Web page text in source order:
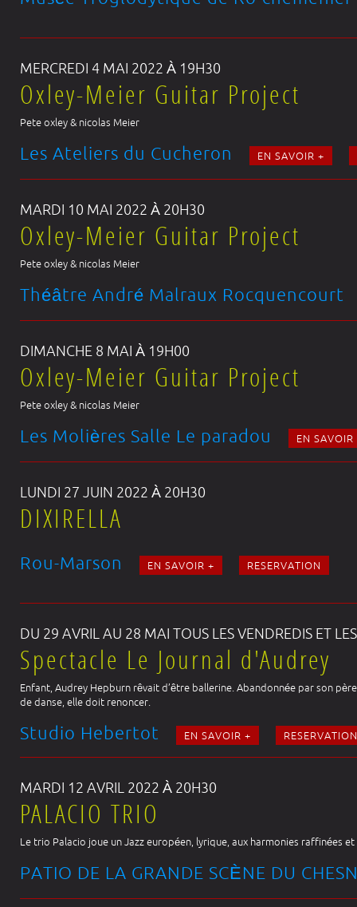
MERCREDI 4 MAI 2022 À 19H30
Oxley-Meier Guitar Project
Pete oxley & nicolas Meier
Les Ateliers du Cucheron EN SAVOIR +
MARDI 10 MAI 2022 À 20H30
Oxley-Meier Guitar Project
Pete oxley & nicolas Meier
Théâtre André Malraux Rocquencourt
DIMANCHE 8 MAI À 19H00
Oxley-Meier Guitar Project
Pete oxley & nicolas Meier
Les Molières Salle Le paradou EN SAVOIR
LUNDI 27 JUIN 2022 À 20H30
DIXIRELLA
Rou-Marson EN SAVOIR + RESERVATION
DU 29 AVRIL AU 28 MAI TOUS LES VENDREDIS ET
Spectacle Le Journal d'Audrey
Enfant, Audrey Hepburn rêvait d’être ballerine. Abandonnée par son
de danse, elle doit renoncer.
Studio Hebertot EN SAVOIR + RESERVATION
MARDI 12 AVRIL 2022 À 20H30
PALACIO TRIO
Le trio Palacio joue un Jazz européen, lyrique, aux harmonies raffinées
PATIO DE LA GRANDE SCÈNE DU